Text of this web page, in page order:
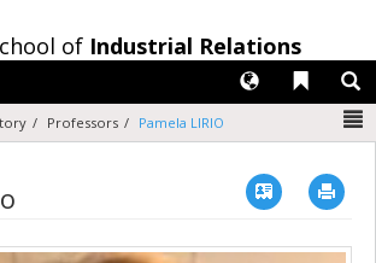
of Industrial Relations
Liens
Langues
Professors Pamela LIRIO
Vcard